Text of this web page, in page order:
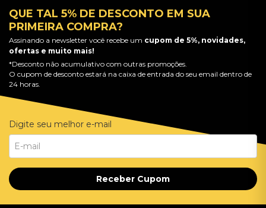
QUE TAL 5% DE DESCONTO EM SUA
PRIMEIRA COMPRA?
Assinando a newsletter você recebe um cupom de 5%, novidades,
ofertas e muito mais!
*Desconto não acumulativo com outras promoções.
O cupom de desconto estará na caixa de entrada do seu email dentro de
24 horas.
Digite seu melhor e-mail
Receber Cupom